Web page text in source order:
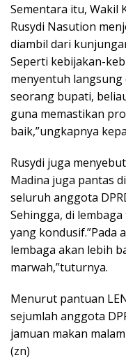
Sementara itu, Wakil
Rusydi Nasution
diambil dari
Seperti kebijakan-
menyentuh langsung
seorang bupati,
guna memastikan
baik,”ungkapnya
Rusydi juga
Madina juga pantas
seluruh anggota
Sehingga, di
yang kondusif.”Pada
lembaga akan lebih
marwah,”tuturnya.
Menurut pantuan
sejumlah anggota
jamuan makan
(zn)